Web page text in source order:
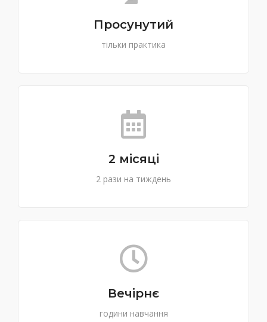
Просунутий
тільки практика
2 місяці
2 рази на тиждень
Вечірнє
години навчання